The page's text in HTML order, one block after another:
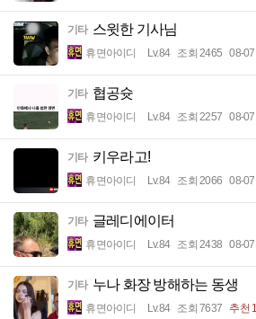
기타 스윗한 기사님
휴면아이디 Lv.84 조회 2465 08-07
기타 협공슛
휴면아이디 Lv.84 조회 2257 08-07
기타 키우라고!
휴면아이디 Lv.84 조회 2066 08-07
기타 글레디에이터
휴면아이디 Lv.84 조회 2438 08-07
기타 누나 화장 방해하는 동생
휴면아이디 Lv.84 조회 7637 추천 1